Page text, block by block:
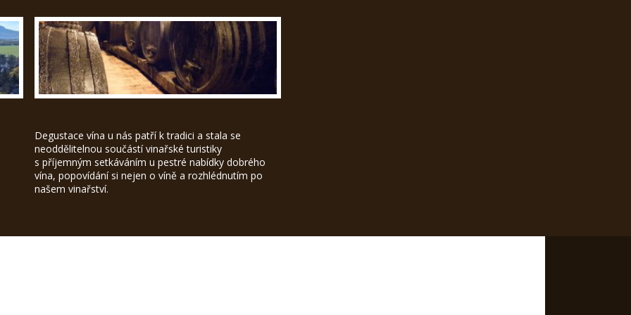
Degustace vína u nás patří k tradici a stala se
neoddělitelnou součástí vinařské turistiky
s příjemným setkáváním u pestré nabídky dobrého
vína, popovídání si nejen o víně a rozhlédnutím po
našem vinařství.